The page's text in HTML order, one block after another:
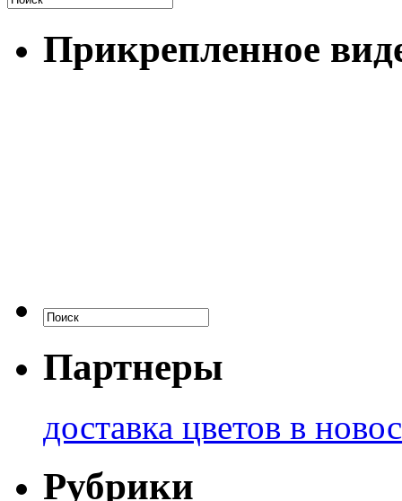
Прикрепленное
Партнеры
доставка цветов в
Рубрики